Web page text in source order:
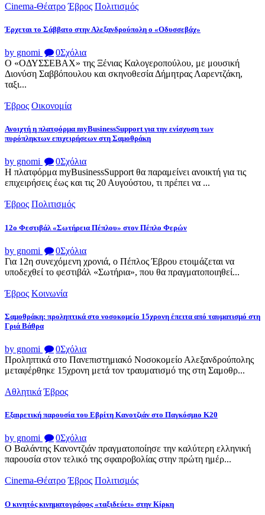
Cinema-Θέατρο Έβρος Πολιτισμός
Έρχεται το Σάββατο στην Αλεξανδρούπολη ο «Οδυσσεβάχ»
by gnomi 0Σχόλια
Ο «ΟΔΥΣΣΕΒΑΧ» της Ξένιας Καλογεροπούλου, με μουσική
Διονύση Σαββόπουλου και σκηνοθεσία Δήμητρας Λαρεντζάκη,
ταξι...
Έβρος Οικονομία
Ανοιχτή η πλατφόρμα myBusinessSupport για την ενίσχυση των
πυρόπληκτων επιχειρήσεων στη Σαμοθράκη
by gnomi 0Σχόλια
Η πλατφόρμα myBusinessSupport θα παραμείνει ανοικτή για τις
επιχειρήσεις έως και τις 20 Αυγούστου, τι πρέπει να ...
Έβρος Πολιτισμός
12ο Φεστιβάλ «Σωτήρεια Πέπλου» στον Πέπλο Φερών
by gnomi 0Σχόλια
Για 12η συνεχόμενη χρονιά, ο Πέπλος Έβρου ετοιμάζεται να
υποδεχθεί το φεστιβάλ «Σωτήρια», που θα πραγματοποιηθεί...
Έβρος Κοινωνία
Σαμοθράκη: προληπτικά στο νοσοκομείο 15χρονη έπειτα από ταυματισμό στη
Γριά Βάθρα
by gnomi 0Σχόλια
Προληπτικά στο Πανεπιστημιακό Νοσοκομείο Αλεξανδρούπολης
μεταφέρθηκε 15χρονη μετά τον τραυματισμό της στη Σαμοθρ...
Αθλητικά Έβρος
Εξαιρετική παρουσία του Εβρίτη Κανοτζιάν στο Παγκόσμιο Κ20
by gnomi 0Σχόλια
Ο Βαλάντης Κανοντζιάν πραγματοποίησε την καλύτερη ελληνική
παρουσία στον τελικό της σφαιροβολίας στην πρώτη ημέρ...
Cinema-Θέατρο Έβρος Πολιτισμός
Ο κινητός κινηματογράφος «ταξιδεύει» στην Κίρκη